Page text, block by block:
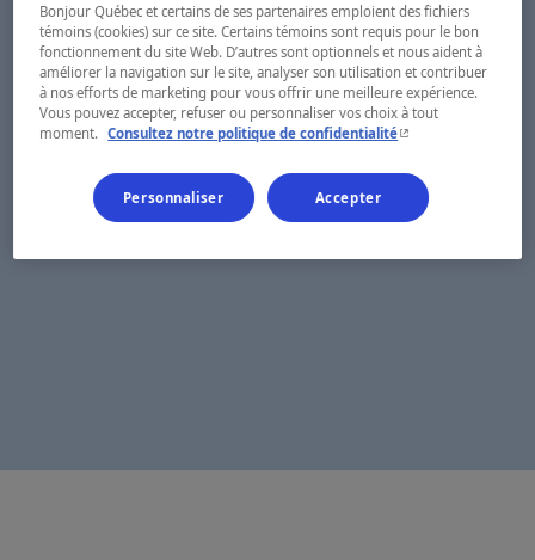
Bonjour Québec et certains de ses partenaires emploient des fichiers
témoins (cookies) sur ce site. Certains témoins sont requis pour le bon
fonctionnement du site Web. D’autres sont optionnels et nous aident à
améliorer la navigation sur le site, analyser son utilisation et contribuer
à nos efforts de marketing pour vous offrir une meilleure expérience.
Vous pouvez accepter, refuser ou personnaliser vos choix à tout
moment.
Consultez notre politique de confidentialité- Cet hyperlien
Personnaliser Accepter